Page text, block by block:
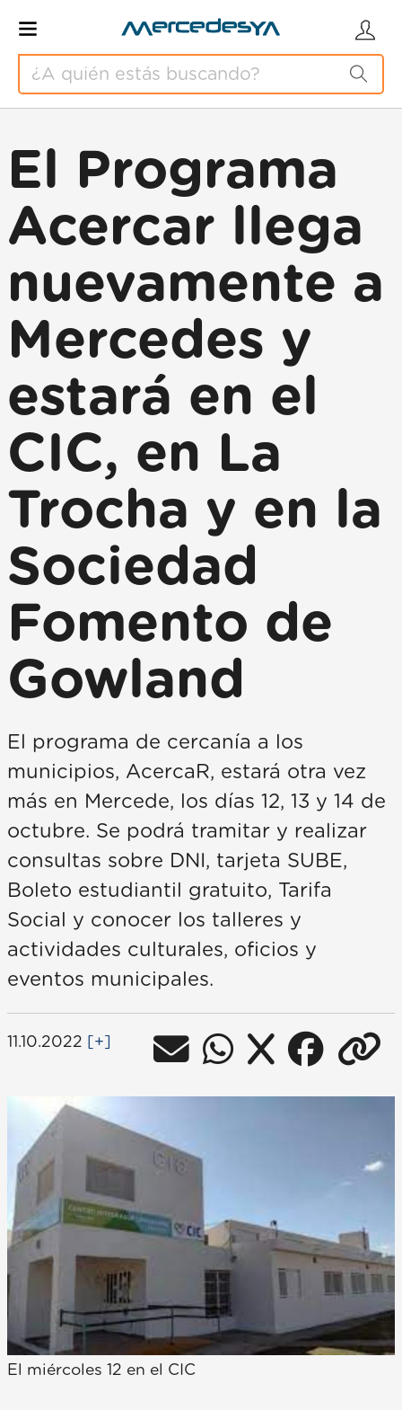
El Programa
Acercar llega
nuevamente a
Mercedes y
estará en el
CIC, en La
Trocha y en la
Sociedad
Fomento de
Gowland
El programa de cercanía a los
municipios, AcercaR, estará otra vez
más en Mercede, los días 12, 13 y 14 de
octubre. Se podrá tramitar y realizar
consultas sobre DNI, tarjeta SUBE,
Boleto estudiantil gratuito, Tarifa
Social y conocer los talleres y
actividades culturales, oficios y
eventos municipales.
11.10.2022 [+]
El miércoles 12 en el CIC